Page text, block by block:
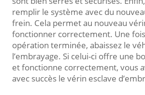
remplir le système avec du
frein. Cela permet au nouveau
fonctionner correctement. Une
opération terminée, abaissez le
l’embrayage. Si celui-ci offre une
et fonctionne correctement, vous
avec succès le vérin esclave